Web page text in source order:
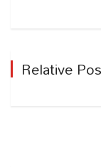
Relative